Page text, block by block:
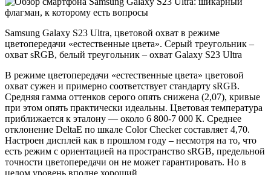
Samsung Galaxy S23 Ultra, цветовой охват в режиме
цветопередачи «естественные цвета». Серый треугольник –
охват sRGB, белый треугольник – охват Galaxy S23 Ultra
В режиме цветопередачи «естественные цвета» цветовой
охват сужен и примерно соответствует стандарту sRGB.
Средняя гамма оттенков серого опять снижена (2,07), кривые
при этом опять практически идеальны. Цветовая температура
приближается к эталону — около 6 800-7 000 К. Среднее
отклонение DeltaE по шкале Color Checker составляет 4,70.
Настроен дисплей как в прошлом году – несмотря на то, что
есть режим с ориентацией на пространство sRGB, предельной
точности цветопередачи он не может гарантировать. Но в